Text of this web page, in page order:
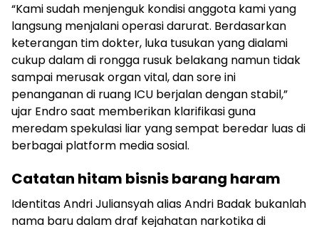
“Kami sudah menjenguk kondisi anggota kami yang
langsung menjalani operasi darurat. Berdasarkan
keterangan tim dokter, luka tusukan yang dialami
cukup dalam di rongga rusuk belakang namun tidak
sampai merusak organ vital, dan sore ini
penanganan di ruang ICU berjalan dengan stabil,”
ujar Endro saat memberikan klarifikasi guna
meredam spekulasi liar yang sempat beredar luas di
berbagai platform media sosial.
Catatan hitam bisnis barang haram
Identitas Andri Juliansyah alias Andri Badak bukanlah
nama baru dalam draf kejahatan narkotika di